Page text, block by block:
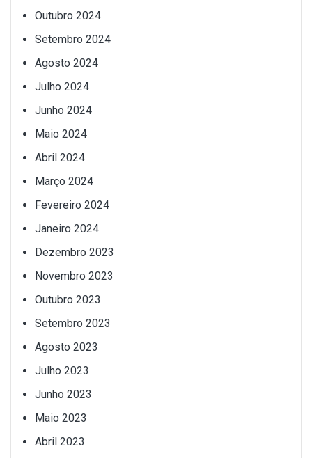
Outubro 2024
Setembro 2024
Agosto 2024
Julho 2024
Junho 2024
Maio 2024
Abril 2024
Março 2024
Fevereiro 2024
Janeiro 2024
Dezembro 2023
Novembro 2023
Outubro 2023
Setembro 2023
Agosto 2023
Julho 2023
Junho 2023
Maio 2023
Abril 2023